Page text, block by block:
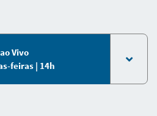
Vivo
feiras | 14h